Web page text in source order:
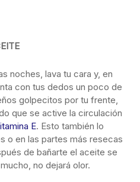
noches, lava tu cara y, en
con tus dedos un poco de
golpecitos por tu frente,
que se active la circulación
E. Esto también lo
o en las partes más resecas
de bañarte el aceite se
no dejará olor.